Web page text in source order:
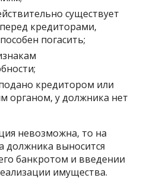
существует
кредиторами,
погасить;
кредитором или
органом, у должника нет
невозможна, то на
должника выносится
банкротом и введении
имущества.